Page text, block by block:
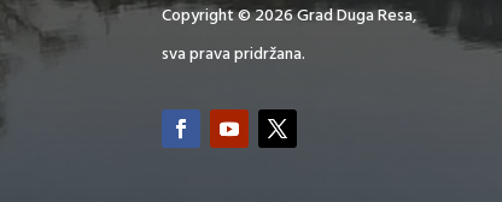
Copyright © 2026 Grad Duga Resa,
sva prava pridržana.